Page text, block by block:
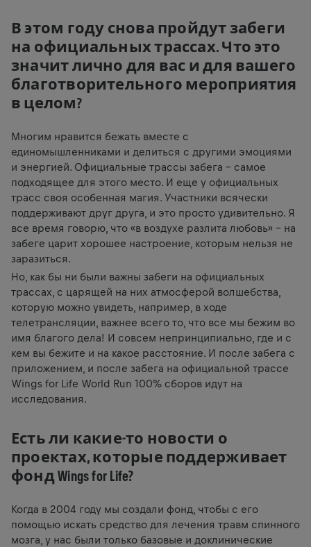
В этом году снова пройдут забеги
на официальных трассах. Что это
значит лично для вас и для вашего
благотворительного мероприятия
в целом?
Многим нравится бежать вместе с
единомышленниками и делиться с другими эмоциями
и энергией. Официальные трассы забега – самое
подходящее для этого место. И еще у официальных
трасс своя особенная магия. Участники всячески
поддерживают друг друга, и это просто удивительно. Я
все время говорю, что «в воздухе разлита любовь» – на
забеге царит хорошее настроение, которым нельзя не
заразиться.
Но, как бы ни были важны забеги на официальных
трассах, с царящей на них атмосферой волшебства,
которую можно увидеть, например, в ходе
телетрансляции, важнее всего то, что все мы бежим во
имя благого дела! И совсем непринципиально, где и с
кем вы бежите и на какое расстояние. И после забега с
приложением, и после забега на официальной трассе
Wings for Life World Run 100% сборов идут на
исследования.
Есть ли какие-то новости о
проектах, которые поддерживает
фонд Wings for Life?
Когда в 2004 году мы создали фонд, чтобы с его
помощью искать средство для лечения травм спинного
мозга, у нас были только базовые и доклинические